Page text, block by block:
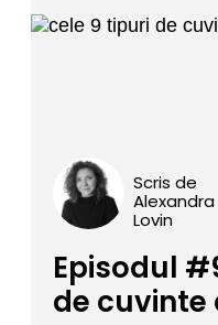
Scris de
Alexandra
Lovin
Episodul
de cuvinte